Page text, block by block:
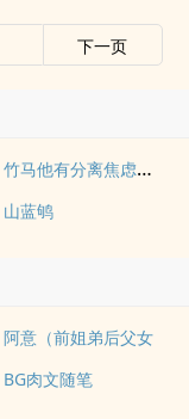
下一页
竹马他有分离焦虑（1v1）
山蓝鸲
阿意（前姐弟后父女
BG肉文随笔